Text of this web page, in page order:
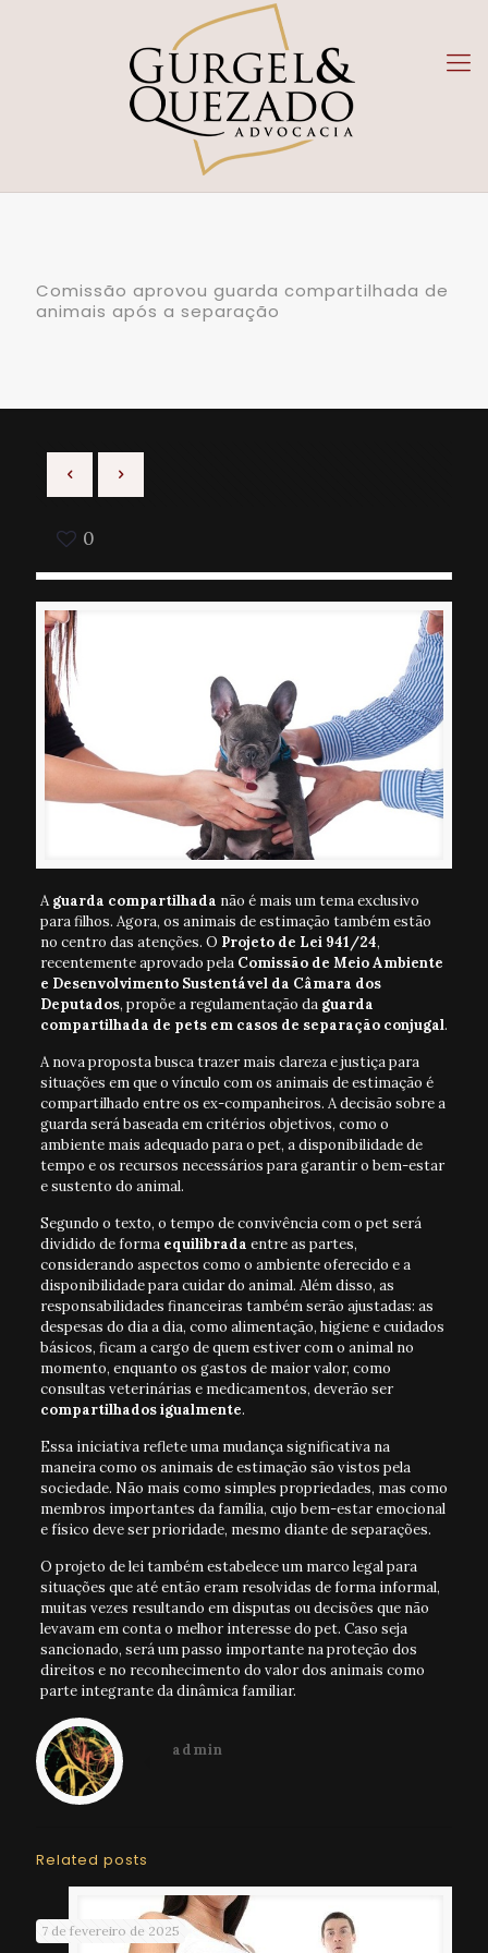
Comissão aprovou guarda compartilhada de
animais após a separação
0
Aguarda compartilhada não é mais um tema exclusivo
para filhos. Agora, os animais de estimação também estão
no centro das atenções. O Projeto de Lei 941/24,
recentemente aprovado pela Comissão de Meio Ambiente
e Desenvolvimento Sustentável da Câmara dos
Deputados, propõe a regulamentação da guarda
compartilhada de pets em casos de separação conjugal.
A nova proposta busca trazer mais clareza e justiça para
situações em que o vínculo com os animais de estimação é
compartilhado entre os ex-companheiros. A decisão sobre a
guarda será baseada em critérios objetivos, como o
ambiente mais adequado para o pet, a disponibilidade de
tempo e os recursos necessários para garantir o bem-estar
e sustento do animal.
Segundo o texto, o tempo de convivência com o pet será
dividido de forma equilibrada entre as partes,
considerando aspectos como o ambiente oferecido e a
disponibilidade para cuidar do animal. Além disso, as
responsabilidades financeiras também serão ajustadas: as
despesas do dia a dia, como alimentação, higiene e cuidados
básicos, ficam a cargo de quem estiver com o animal no
momento, enquanto os gastos de maior valor, como
consultas veterinárias e medicamentos, deverão ser
compartilhados igualmente.
Essa iniciativa reflete uma mudança significativa na
maneira como os animais de estimação são vistos pela
sociedade. Não mais como simples propriedades, mas como
membros importantes da família, cujo bem-estar emocional
e físico deve ser prioridade, mesmo diante de separações.
O projeto de lei também estabelece um marco legal para
situações que até então eram resolvidas de forma informal,
muitas vezes resultando em disputas ou decisões que não
levavam em conta o melhor interesse do pet. Caso seja
sancionado, será um passo importante na proteção dos
direitos e no reconhecimento do valor dos animais como
parte integrante da dinâmica familiar.
admin
Related posts
7 de fevereiro de 2025